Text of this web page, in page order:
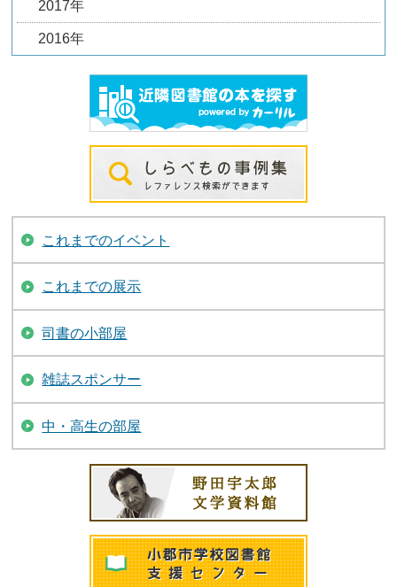
2017年
2016年
これまでのイベント
これまでの展示
司書の小部屋
雑誌スポンサー
中・高生の部屋